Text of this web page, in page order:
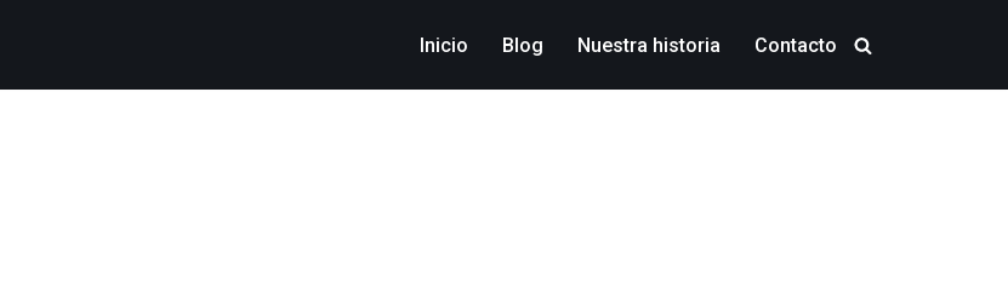
Inicio Blog Nuestra historia Contacto